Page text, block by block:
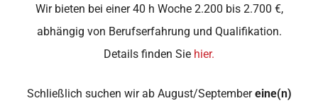
Wir bieten bei einer 40 h Woche 2.200 bis 2.700 €,
abhängig von Berufserfahrung und Qualifikation.
Details finden Sie hier.
Schließlich suchen wir ab August/Septembereine(n)